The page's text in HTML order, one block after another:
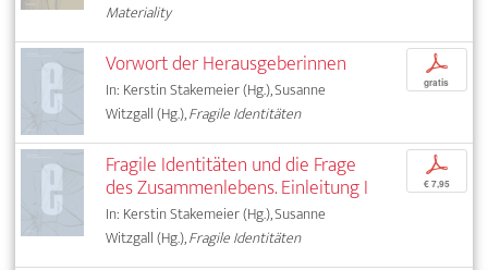
Materiality
Vorwort der Herausgeberinnen
In: Kerstin Stakemeier (Hg.), Susanne
Witzgall (Hg.),Fragile Identitäten
p
gratis
Fragile Identitäten und die Frage
des Zusammenlebens. Einleitung I
In: Kerstin Stakemeier (Hg.), Susanne
Witzgall (Hg.),Fragile Identitäten
p
€ 7,95